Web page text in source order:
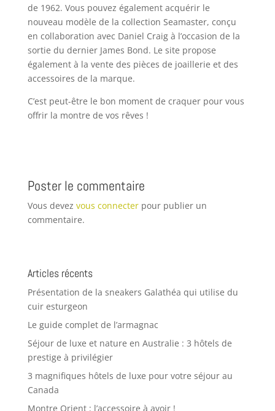
de 1962. Vous pouvez également acquérir le
nouveau modèle de la collection Seamaster, conçu
en collaboration avec Daniel Craig à l’occasion de la
sortie du dernier James Bond. Le site propose
également à la vente des pièces de joaillerie et des
accessoires de la marque.
C’est peut-être le bon moment de craquer pour vous
offrir la montre de vos rêves !
Poster le commentaire
Vous devez vous connecterpour publier un
commentaire.
Articles récents
Présentation de la sneakers Galathéa qui utilise du
cuir esturgeon
Le guide complet de l’armagnac
Séjour de luxe et nature en Australie : 3 hôtels de
prestige à privilégier
3 magnifiques hôtels de luxe pour votre séjour au
Canada
Montre Orient : l’accessoire à avoir !